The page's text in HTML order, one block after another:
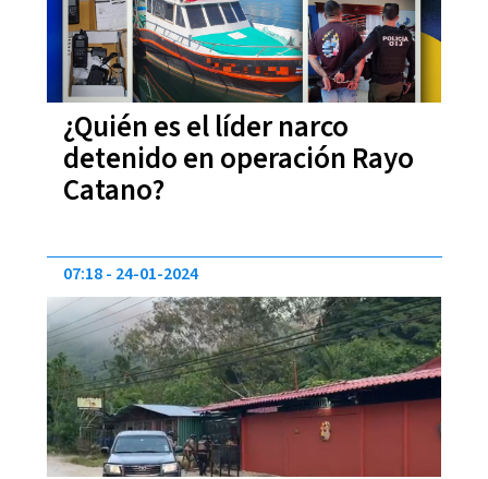
¿Quién es el líder narco
detenido en operación Rayo
Catano?
07:18 24-01-2024